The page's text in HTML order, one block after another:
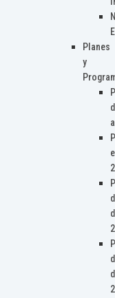
Planes
y